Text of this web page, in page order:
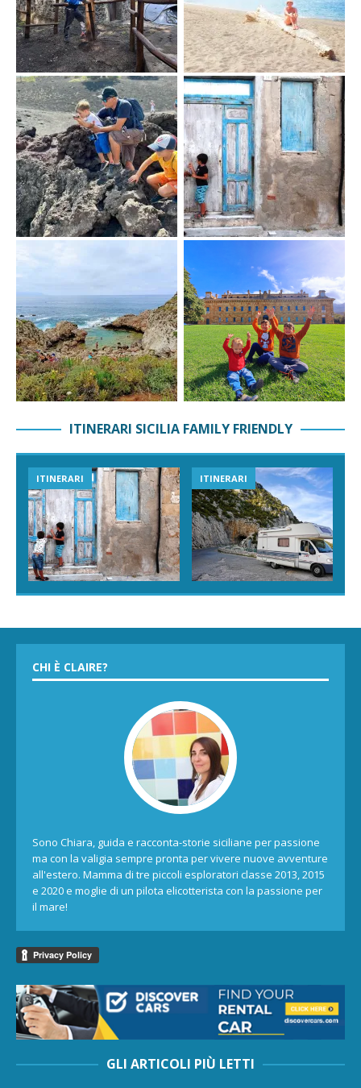
ITINERARI SICILIA FAMILY FRIENDLY
ITINERARI ITINERARI
CHI È CLAIRE?
Sono Chiara, guida e racconta-storie siciliane per passione
ma con la valigia sempre pronta per vivere nuove avventure
all'estero. Mamma di tre piccoli esploratori classe 2013, 2015
e 2020 e moglie di un pilota elicotterista con la passione per
il mare!
GLI ARTICOLI PIÙ LETTI